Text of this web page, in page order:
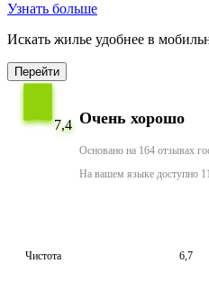
Узнать больше
Искать жилье удобнее в
Перейти
7,4 Очень хорошо
Основано на 164 отзывах
На вашем языке доступно
Чистота 6,7